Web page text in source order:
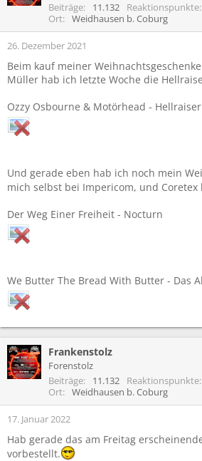
Beiträge
11.132 Reaktionspunkte
Ort
Weidhausen b. Coburg
26. Dezember 2021
Beim kauf meiner
Müller hab ich letzte Woche die
Ozzy Osbourne & Motörhead -
Und gerade eben hab ich noch mein
mich selbst bei Impericom, und Coretex
Der Weg Einer Freiheit - Nocturn
We Butter The Bread With Butter - Das
Frankenstolz
Forenstolz
Beiträge
11.132 Reaktionspunkte
Ort
Weidhausen b. Coburg
17. Januar 2022
Hab gerade das am Freitag
vorbestellt.